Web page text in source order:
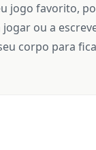
jogo favorito,
ou a
corpo para